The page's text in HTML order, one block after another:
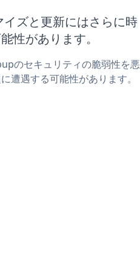
ズと更新にはさらに時
性があります。
のセキュリティの脆弱性を悪
遭遇する可能性があります。